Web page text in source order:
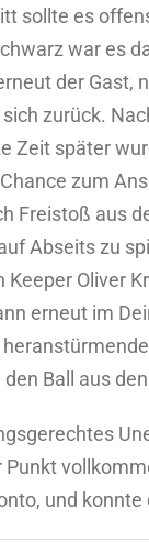
sollte es
war es
der Gast,
zurück.
Zeit später
zum
Freistoß aus
Abseits zu
Keeper Oliver
erneut im
Ball aus
und